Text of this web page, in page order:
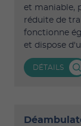
et maniable,
réduite de
fonctionne
et dispose
DÉTAILS